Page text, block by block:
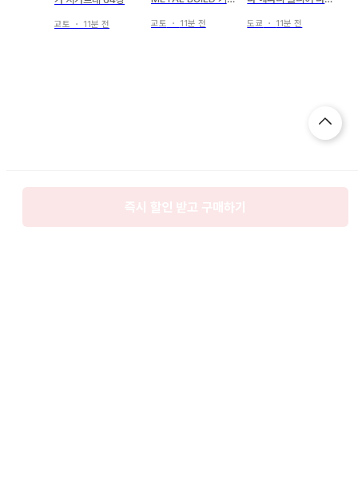
교토 ・ 11분 전
TINY 포스 임펄스 건
교토 ・ 11분 전 도쿄 ・ 11분 전
즉시 할인 받고 구매하기